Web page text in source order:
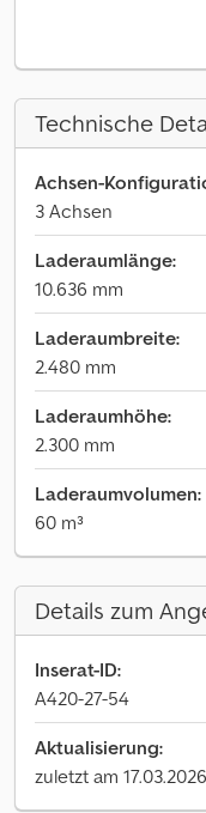
Technische
Achsen-
3 Achsen
Laderaumlänge:
10.636 mm
Laderaumbreite:
2.480 mm
Laderaumhöhe:
2.300 mm
Laderaumvolumen:
60 m³
Details zum
Inserat-ID:
A420-27-54
Aktualisierung:
zuletzt am 17.03.2026